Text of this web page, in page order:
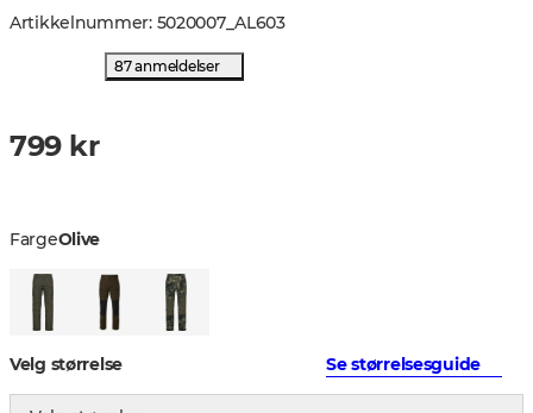
Artikkelnummer: 5020007_AL603
87 anmeldelser
799 kr
FargeOlive
Velg størrelse Se størrelsesguide